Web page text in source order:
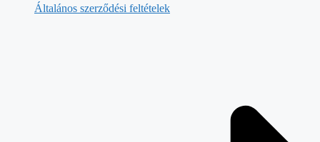
Általános szerződési feltételek